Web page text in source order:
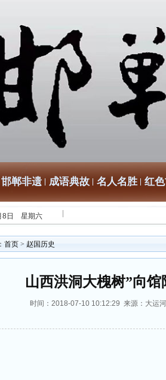
邯郸非遗 成语典故 名人名胜 红
8日 星期六
首页 > 赵国历史
山西洪洞大槐树”向
时间：2018-07-10 10:12:29 来源：大运